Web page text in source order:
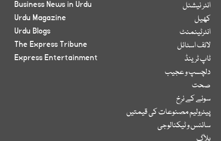
انٹر نیشنل
کھیل
انٹرٹینمنٹ
لائف اسٹائل
ٹاپ ٹرینڈ
دلچسپ و عجیب
صحت
سونے کے نرخ
پیٹرولیم مصنوعات کی قیمتیں
سائنس و ٹیکنالوجی
Business News in Urdu
Urdu Magazine
Urdu Blogs
The Express Tribune
Express Entertainment